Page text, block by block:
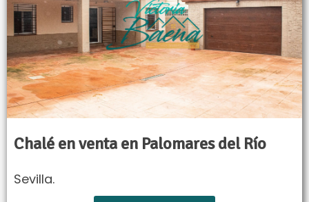
Chalé en venta en Palomares del Río
Sevilla.